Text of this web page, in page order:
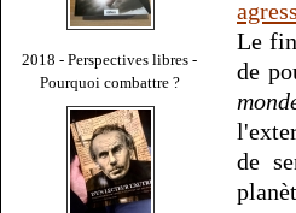
2018 - Perspectives libres -
Pourquoi combattre ?
Le
de
de